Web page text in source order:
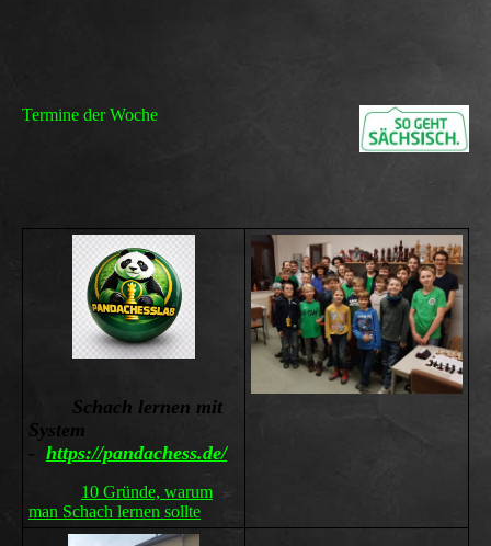
Termine der Woche
Schach lernen mit
System
- https://pandachess.de/
10 Gründe, warum
man Schach lernen sollte